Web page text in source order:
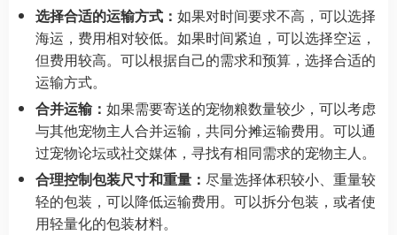
选择合适的运输方式： 如果对时间要求不高，可以选择
海运，费用相对较低。如果时间紧迫，可以选择空运，
但费用较高。可以根据自己的需求和预算，选择合适的
运输方式。
合并运输： 如果需要寄送的宠物粮数量较少，可以考虑
与其他宠物主人合并运输，共同分摊运输费用。可以通
过宠物论坛或社交媒体，寻找有相同需求的宠物主人。
合理控制包装尺寸和重量： 尽量选择体积较小、重量较
轻的包装，可以降低运输费用。可以拆分包装，或者使
用轻量化的包装材料。